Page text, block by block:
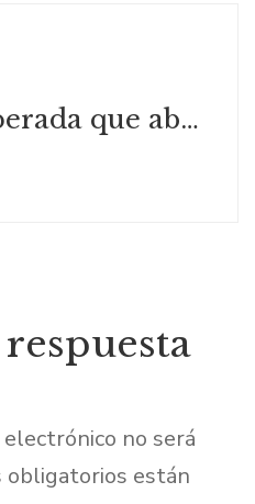
La Cruz inesperada que abrazó Simón
no será
obligatorios están